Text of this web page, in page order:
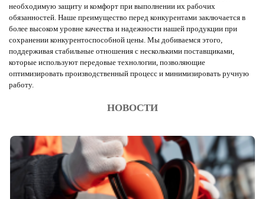
необходимую защиту и комфорт при выполнении их рабочих
обязанностей. Наше преимущество перед конкурентами заключается в
более высоком уровне качества и надежности нашей продукции при
сохранении конкурентоспособной цены. Мы добиваемся этого,
поддерживая стабильные отношения с несколькими поставщиками,
которые используют передовые технологии, позволяющие
оптимизировать производственный процесс и минимизировать ручную
работу.
НОВОСТИ